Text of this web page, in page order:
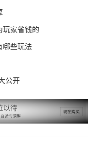
玩家省钱的
哪些玩法
公开